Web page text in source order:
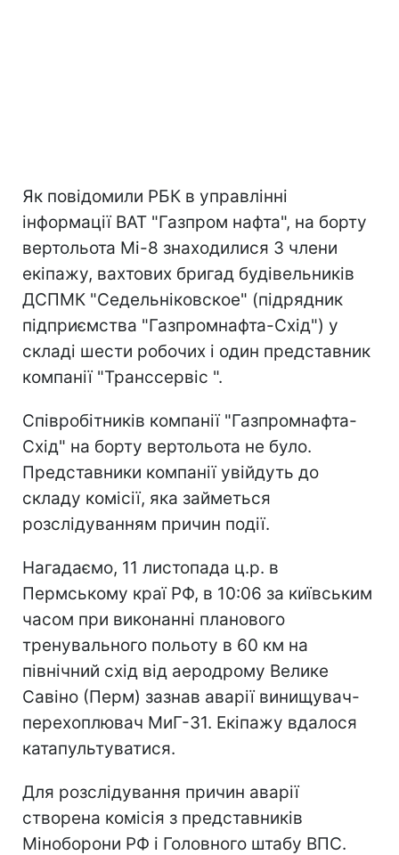
Як повідомили РБК в управлінні
інформації ВАТ "Газпром нафта", на борту
вертольота Мі-8 знаходилися 3 члени
екіпажу, вахтових бригад будівельників
ДСПМК "Седельніковское" (підрядник
підприємства "Газпромнафта-Схід") у
складі шести робочих і один представник
компанії "Транссервіс ".
Співробітників компанії "Газпромнафта-
Схід" на борту вертольота не було.
Представники компанії увійдуть до
складу комісії, яка займеться
розслідуванням причин події.
Нагадаємо, 11 листопада ц.р. в
Пермському краї РФ, в 10:06 за київським
часом при виконанні планового
тренувального польоту в 60 км на
північний схід від аеродрому Велике
Савіно (Перм) зазнав аварії винищувач-
перехоплювач МиГ-31. Екіпажу вдалося
катапультуватися.
Для розслідування причин аварії
створена комісія з представників
Міноборони РФ і Головного штабу ВПС.